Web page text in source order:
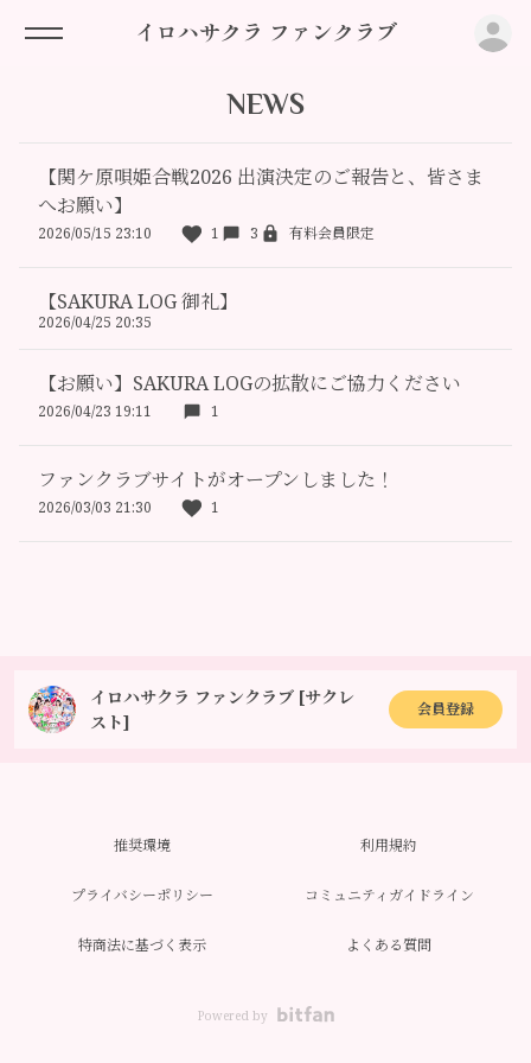
イロハサクラ ファンクラブ
NEWS
【関ケ原唄姫合戦2026 出演決定のご報告と、皆さま
へお願い】
2026/05/15 23:10 1 3 有料会員限定
【SAKURA LOG 御礼】
2026/04/25 20:35
【お願い】SAKURA LOGの拡散にご協力ください
2026/04/23 19:11 1
ファンクラブサイトがオープンしました！
2026/03/03 21:30 1
イロハサクラ ファンクラブ [サクレ
スト]
会員登録
推奨環境 利用規約
プライバシーポリシー コミュニティガイドライン
特商法に基づく表示 よくある質問
Powered by